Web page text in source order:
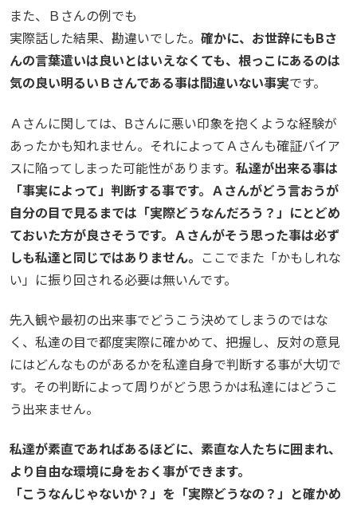
また、Ｂさんの例でも
実際話した結果、勘違いでした。 確かに、お世辞にもBさ
んの言葉遣いは良いとはいえなくても、根っこにあるのは
気の良い明るいＢさんである事は間違いない事実です。
Ａさんに関しては、Bさんに悪い印象を抱くような経験が
あったかも知れません。それによってＡさんも確証バイア
スに陥ってしまった可能性があります。 私達が出来る事は
「事実によって」判断する事です。Ａさんがどう言おうが
自分の目で見るまでは「実際どうなんだろう？」にとどめ
ておいた方が良さそうです。Ａさんがそう思った事は必ず
しも私達と同じではありません。 ここでまた「かもしれな
い」に振り回される必要は無いんです。
先入観や最初の出来事でどうこう決めてしまうのではな
く、私達の目で都度実際に確かめて、把握し、反対の意見
にはどんなものがあるかを私達自身で判断する事が大切で
す。その判断によって周りがどう思うかは私達にはどうこ
う出来ません。
私達が素直であればあるほどに、素直な人たちに囲まれ、
より自由な環境に身をおく事ができます。
「こうなんじゃないか？」を「実際どうなの？」と確かめ